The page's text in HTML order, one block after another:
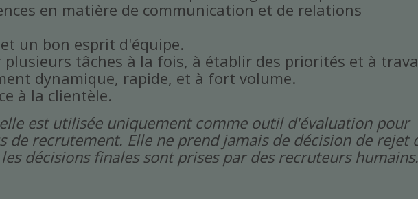
en matière de communication et de relations
un bon esprit d'équipe.
plusieurs tâches à la fois, à établir des priorités et à
dynamique, rapide, et à fort volume.
à la clientèle.
est utilisée uniquement comme outil d'évaluation pour
de recrutement. Elle ne prend jamais de décision de rejet
décisions finales sont prises par des recruteurs humains.